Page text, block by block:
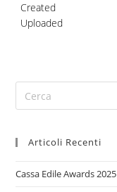
Created
Uploaded
Articoli Recenti
Cassa Edile Awards 2025